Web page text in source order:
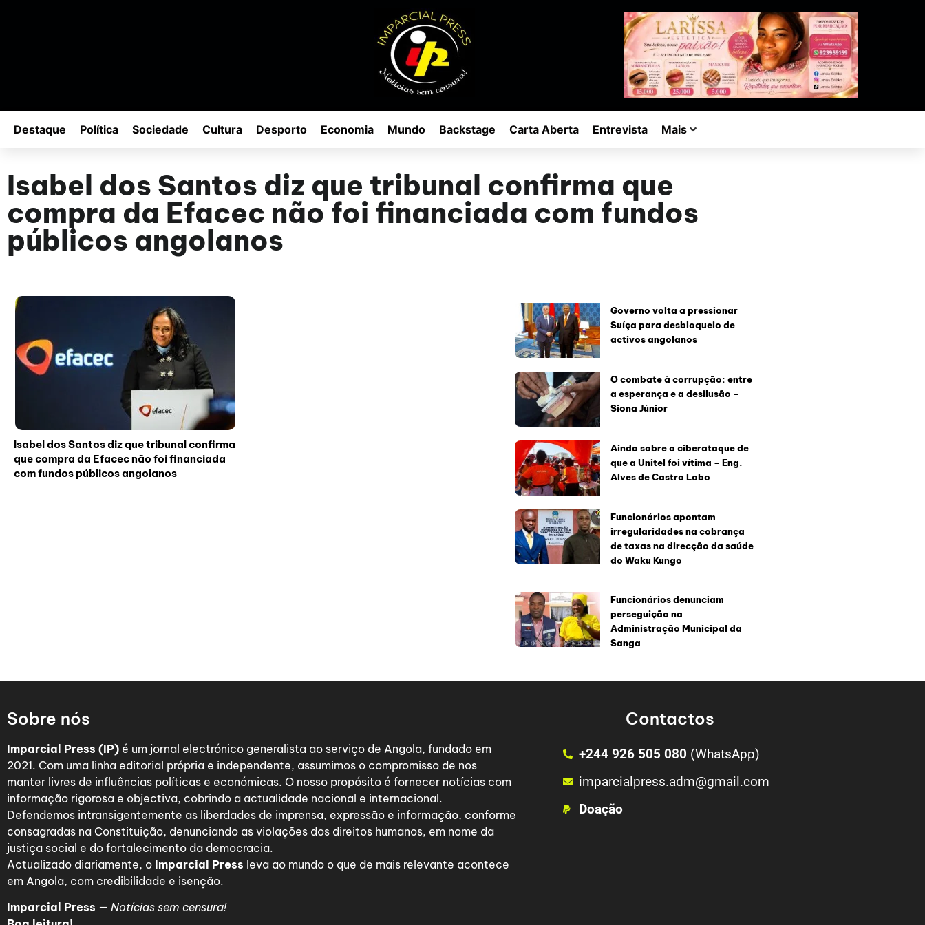
Destaque Política Sociedade Cultura Desporto Economia Mundo Backstage Carta Aberta Entrevista Mais
Isabel dos Santos diz que tribunal confirma que
compra da Efacec não foi financiada com fundos
públicos angolanos
Isabel dos Santos diz que tribunal confirma
que compra da Efacec não foi financiada
com fundos públicos angolanos
Governo volta a pressionar
Suíça para desbloqueio de
activos angolanos
O combate à corrupção: entre
a esperança e a desilusão –
Siona Júnior
Ainda sobre o ciberataque de
que a Unitel foi vítima – Eng.
Alves de Castro Lobo
Funcionários apontam
irregularidades na cobrança
de taxas na direcção da saúde
do Waku Kungo
Funcionários denunciam
perseguição na
Administração Municipal da
Sanga
Sobre nós
Imparcial Press (IP) é um jornal electrónico generalista ao serviço de Angola, fundado em
2021. Com uma linha editorial própria e independente, assumimos o compromisso de nos
manter livres de influências políticas e económicas. O nosso propósito é fornecer notícias com
informação rigorosa e objectiva, cobrindo a actualidade nacional e internacional.
Defendemos intransigentemente as liberdades de imprensa, expressão e informação, conforme
consagradas na Constituição, denunciando as violações dos direitos humanos, em nome da
justiça social e do fortalecimento da democracia.
Actualizado diariamente, o Imparcial Press leva ao mundo o que de mais relevante acontece
em Angola, com credibilidade e isenção.
Imparcial Press — Notícias sem censura!
Contactos
+244 926 505 080 (WhatsApp)
imparcialpress.adm@gmail.com
Doação